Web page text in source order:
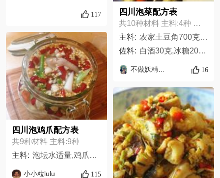
117
四川泡鸡爪配方表
共9种材料 主料:9种
主料: 泡坛水适量,鸡爪500克,干辣椒适量,干花椒适量,大蒜5瓣,生姜适量,白醋10ml,盐适量,鸡精适量
小小粒lulu 115
四川泡菜配方表
共10种材料 主料:4种 佐料:6种
主料: 农家土豆角700克,水萝卜700克,嫩姜200克,青红杭椒300克,
佐料: 白酒30克,冰糖20克,食盐400克,花椒5克,八角3克,清水4000克
不做妖精好多年 16